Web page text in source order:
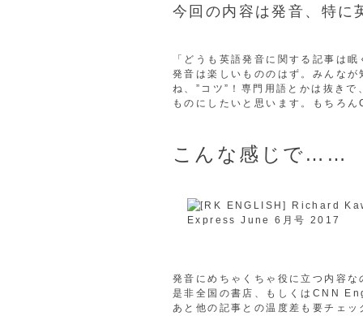
今回の内容は発音、特に
「どうも英語発音に関する記事は
発音は楽しいもののはず。みんな
ね、”コツ”！専門用語とかは抜き
ものにしたいと思います。もちろ
こんな感じで……
発音にめちゃくちゃ役に立つ内容な
是非全国の書店、もしくはCNN
あと他の記事との温度差も要チェ